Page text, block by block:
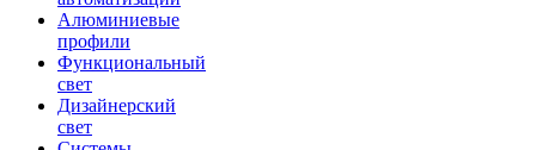
Алюминиевые
профили
Функциональный
свет
Дизайнерский
свет